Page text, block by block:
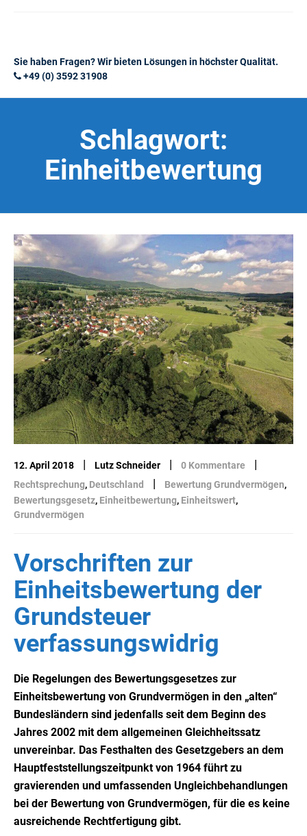
Sie haben Fragen? Wir bieten Lösungen in höchster Qualität.
+49 (0) 3592 31908
Schlagwort:
Einheitbewertung
12. April 2018 | Lutz Schneider | 0 Kommentare |
Rechtsprechung, Deutschland | Bewertung Grundvermögen,
Bewertungsgesetz, Einheitbewertung, Einheitswert,
Grundvermögen
Vorschriften zur
Einheitsbewertung der
Grundsteuer
verfassungswidrig
Die Regelungen des Bewertungsgesetzes zur
Einheitsbewertung von Grundvermögen in den „alten“
Bundesländern sind jedenfalls seit dem Beginn des
Jahres 2002 mit dem allgemeinen Gleichheitssatz
unvereinbar. Das Festhalten des Gesetzgebers an dem
Hauptfeststellungszeitpunkt von 1964 führt zu
gravierenden und umfassenden Ungleichbehandlungen
bei der Bewertung von Grundvermögen, für die es keine
ausreichende Rechtfertigung gibt.